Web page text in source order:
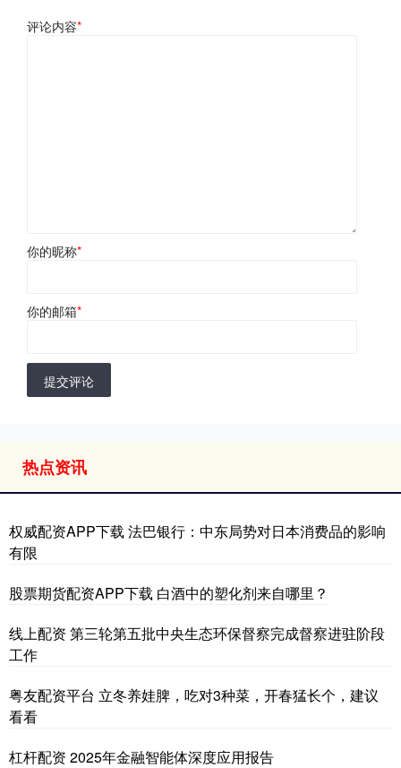
评论内容*
你的昵称*
你的邮箱*
提交评论
热点资讯
权威配资APP下载 法巴银行：中东局势对日本消费品的影响
有限
股票期货配资APP下载 白酒中的塑化剂来自哪里？
线上配资 第三轮第五批中央生态环保督察完成督察进驻阶段
工作
粤友配资平台 立冬养娃脾，吃对3种菜，开春猛长个，建议
看看
杠杆配资 2025年金融智能体深度应用报告